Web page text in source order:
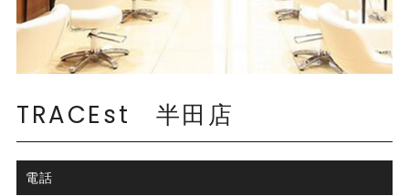
TRACEst 半田店
電話